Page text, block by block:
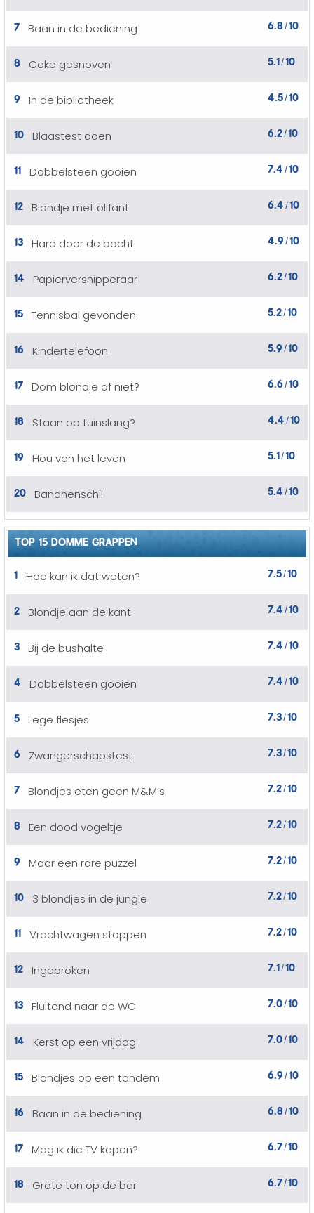
7 Baan in de bediening 6.8/10
8 Coke gesnoven 5.1/10
9 In de bibliotheek 4.5/10
10 Blaastest doen 6.2/10
11 Dobbelsteen gooien 7.4 /10
12 Blondje met olifant 6.4 /10
13 Hard door de bocht 4.9 /10
14 Papierversnipperaar 6.2/10
15 Tennisbal gevonden 5.2/10
16 Kindertelefoon 5.9 /10
17 Dom blondje of niet? 6.6 /10
18 Staan op tuinslang? 4.4 /10
19 Hou van het leven 5.1/10
20 Bananenschil 5.4 /10
TOP 15 DOMME GRAPPEN
1
Hoe kan ik dat weten? 7.5/10
2 Blondje aan de kant 7.4 /10
3 Bij de bushalte 7.4 /10
4 Dobbelsteen gooien 7.4 /10
5 Lege flesjes 7.3/10
6 Zwangerschapstest 7.3/10
7 Blondjes eten geen M&M’s 7.2/10
8 Een dood vogeltje 7.2/10
9 Maar een rare puzzel 7.2/10
10 3 blondjes in de jungle 7.2/10
11 Vrachtwagen stoppen 7.2/10
12 Ingebroken 7.1/10
13 Fluitend naar de WC 7.0/10
14 Kerst op een vrijdag 7.0/10
15 Blondjes op een tandem 6.9 /10
16 Baan in de bediening 6.8 /10
17 Mag ik die TV kopen? 6.7/10
18 Grote ton op de bar 6.7/10